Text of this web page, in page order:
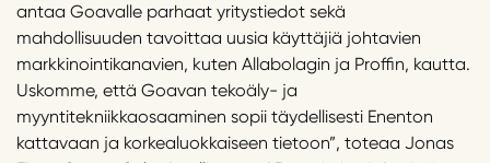
antaa Goavalle parhaat yritystiedot sekä
mahdollisuuden tavoittaa uusia käyttäjiä johtavien
markkinointikanavien, kuten Allabolagin ja Proffin, kautta.
Uskomme, että Goavan tekoäly- ja
myyntitekniikkaosaaminen sopii täydellisesti Enenton
kattavaan ja korkealuokkaiseen tietoon”, toteaa Jonas